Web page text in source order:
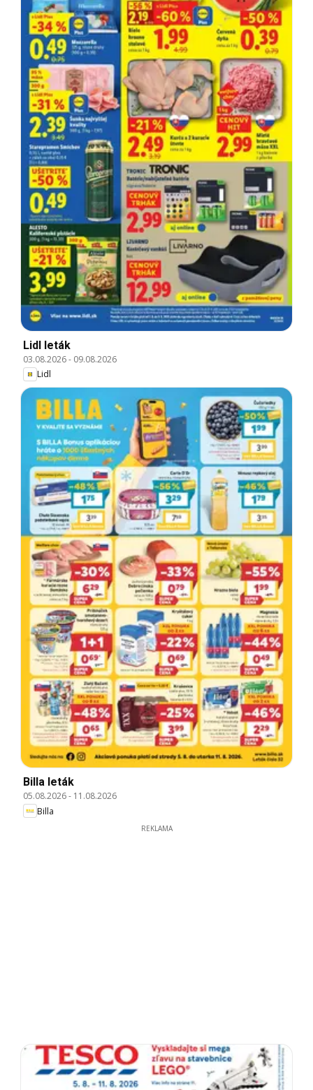
Lidl leták
03.08.2026- 09.08.2026
Lidl
Billa leták
05.08.2026- 11.08.2026
Billa
REKLAMA